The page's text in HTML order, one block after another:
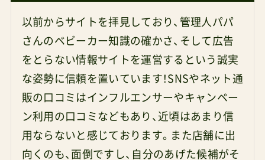
以前からサイトを拝見しており、管理人パパ
さんのベビーカー知識の確かさ、そして広告
をとらない情報サイトを運営するという誠実
な姿勢に信頼を置いています！SNSやネット通
販の口コミはインフルエンサーやキャンペー
ン利用の口コミなどもあり、近頃はあまり信
用ならないと感じております。また店舗に出
向くのも、面倒ですし、自分のあげた候補がそ